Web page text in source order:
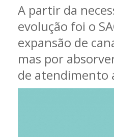
A partir da
evolução foi o
expansão de
mas por
de atendimento